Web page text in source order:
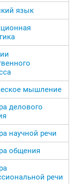
язык
мышление
делового
научной речи
общения
речи